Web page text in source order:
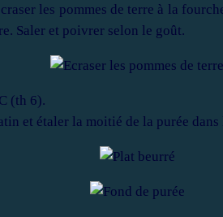
les pommes de terre à la
Saler et poivrer selon le goût.
(th 6).
et étaler la moitié de la purée dans